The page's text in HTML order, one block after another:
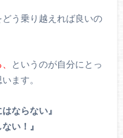
う乗り越えれば良いの
というのが自分にとっ
ます。
ならない』
い！』